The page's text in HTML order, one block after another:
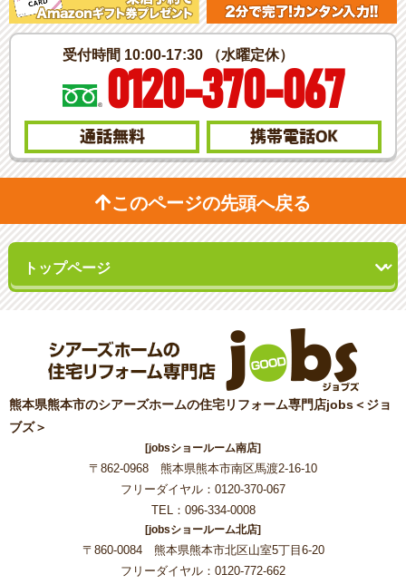
受付時間 10:00-17:30 （水曜定休）
0120-370-067
通話無料 携帯電話OK
このページの先頭へ戻る
熊本県熊本市のシアーズホームの住宅リフォーム専門店jobs＜ジョ
ブズ＞
[jobsショールーム南店]
〒862-0968 熊本県熊本市南区馬渡2-16-10
フリーダイヤル：0120-370-067
TEL：096-334-0008
[jobsショールーム北店]
〒860-0084 熊本県熊本市北区山室5丁目6-20
フリーダイヤル：0120-772-662